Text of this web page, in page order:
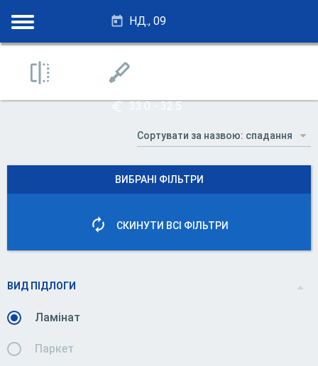
НД., 09
28.25 - 27.75
33.0 - 32.5
ВИБРАНІ ФІЛЬТРИ
СКИНУТИ ВСІ ФІЛЬТРИ
ВИД ПІДЛОГИ
Ламінат
Паркет